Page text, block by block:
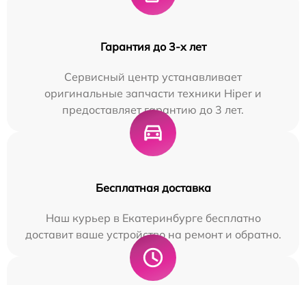
Гарантия до 3-х лет
Сервисный центр устанавливает
оригинальные запчасти техники Hiper и
предоставляет гарантию до 3 лет.
Бесплатная доставка
Наш курьер в Екатеринбурге бесплатно
доставит ваше устройство на ремонт и обратно.